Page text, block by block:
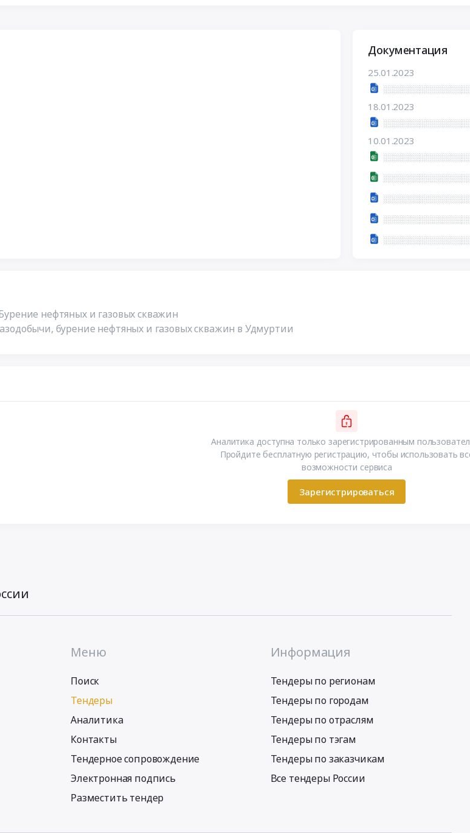
Документация
25.01.2023
18.01.2023
10.01.2023
нефтяных и газовых скважин
бурение нефтяных и газовых скважин в Удмуртии
Аналитика доступна только зарегистрированным
Пройдите бесплатную регистрацию, чтобы использовать
возможности сервиса
Зарегистрироваться
Меню
Поиск
Тендеры
Аналитика
Контакты
Тендерное сопровождение
Электронная подпись
Разместить тендер
Информация
Тендеры по регионам
Тендеры по городам
Тендеры по отраслям
Тендеры по тэгам
Тендеры по заказчикам
Все тендеры России